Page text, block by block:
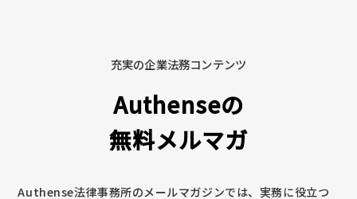
充実の企業法務コンテンツ
Authenseの
無料メルマガ
Authense法律事務所のメールマガジンでは、実務に役立つ